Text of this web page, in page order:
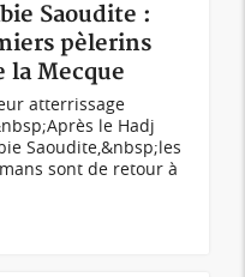
Saoudite :
pèlerins
la Mecque
atterrissage
le Hadj
Saoudite,&nbsp;les
sont de retour à